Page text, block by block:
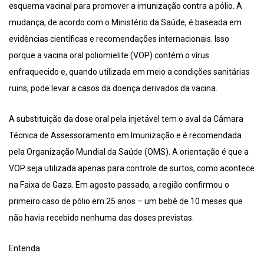
esquema vacinal para promover a imunização contra a pólio. A
mudança, de acordo com o Ministério da Saúde, é baseada em
evidências científicas e recomendações internacionais. Isso
porque a vacina oral poliomielite (VOP) contém o vírus
enfraquecido e, quando utilizada em meio a condições sanitárias
ruins, pode levar a casos da doença derivados da vacina.
A substituição da dose oral pela injetável tem o aval da Câmara
Técnica de Assessoramento em Imunização e é recomendada
pela Organização Mundial da Saúde (OMS). A orientação é que a
VOP seja utilizada apenas para controle de surtos, como acontece
na Faixa de Gaza. Em agosto passado, a região confirmou o
primeiro caso de pólio em 25 anos – um bebê de 10 meses que
não havia recebido nenhuma das doses previstas.
Entenda